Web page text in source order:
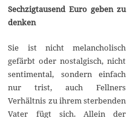
Sechzigtausend Euro geben zu
denken
Sie ist nicht melancholisch
gefärbt oder nostalgisch, nicht
sentimental, sondern einfach
nur trist, auch Fellners
Verhältnis zu ihrem sterbenden
Vater fügt sich. Allein der